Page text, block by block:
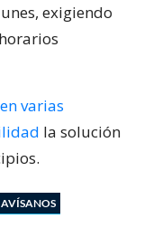
exigiendo
varias
la solución
AVÍSANOS